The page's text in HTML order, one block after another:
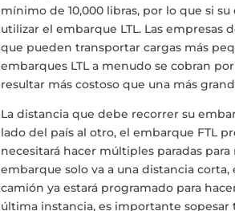
mínimo de 10,000 libras, por lo que si
utilizar el embarque LTL. Las empresas
que pueden transportar cargas más
embarques LTL a menudo se cobran
resultar más costoso que una más
La distancia que debe recorrer su
lado del país al otro, el embarque FTL
necesitará hacer múltiples paradas
embarque solo va a una distancia
camión ya estará programado para
última instancia, es importante